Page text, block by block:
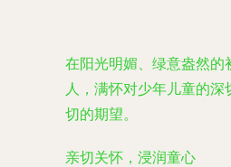
在阳光明媚、绿意盎然
人，满怀对少年儿童的
切的期望。
亲切关怀，浸润童心